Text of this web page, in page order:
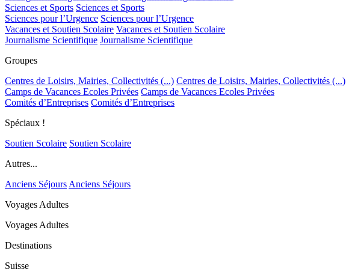
Sciences et Sports Sciences et Sports
Sciences pour l’Urgence Sciences pour l’Urgence
Vacances et Soutien Scolaire Vacances et Soutien Scolaire
Journalisme Scientifique Journalisme Scientifique
Groupes
Centres de Loisirs, Mairies, Collectivités (...) Centres de Loisirs, Mairies, Collectivités (...)
Camps de Vacances Ecoles Privées Camps de Vacances Ecoles Privées
Comités d’Entreprises Comités d’Entreprises
Spéciaux !
Soutien Scolaire Soutien Scolaire
Autres...
Anciens Séjours Anciens Séjours
Voyages Adultes
Voyages Adultes
Destinations
Suisse